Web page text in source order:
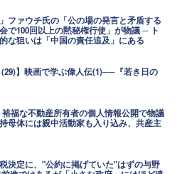
ファウチ氏の「公の場の発言と矛盾する
で100回以上の黙秘権行使」が物議 ─ ト
な狙いは「中国の責任追及」にある
(29)】映画で学ぶ偉人伝(1)──『若き日の
福な不動産所有者の個人情報公開で物議
母体には親中活動家も入り込み、共産主
決定に、"公約に掲げていた"はずの与野